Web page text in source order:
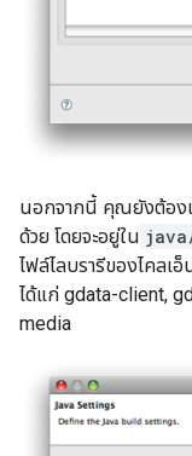
นอกจากนี้ คุณยังต้องเ
ด้วย โดยจะอยู่ใน
ไฟล์ไลบรารีของไคลเ
ได้แก่ gdata-client,
media